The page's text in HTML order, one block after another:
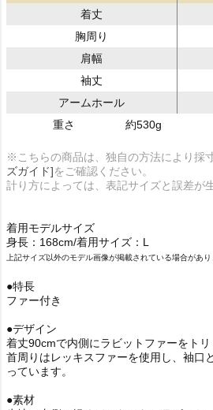
着丈
胸周り
肩幅
袖丈
アームホール
重さ
約530g
※こちらの商品は、独自の方法により採
ズガイド]をご確認ください。
計り方によっては、表記サイズと誤差が
着用モデルサイズ
身長：168cm/着用サイズ：L
上記サイズ以外のモデル画像が掲載されている場合があり
●特長
ファー付き
●デザイン
着丈90cmで内側にラビットファーをトリ
首周りはレッキスファーを使用し、袖口
っています。
●素材